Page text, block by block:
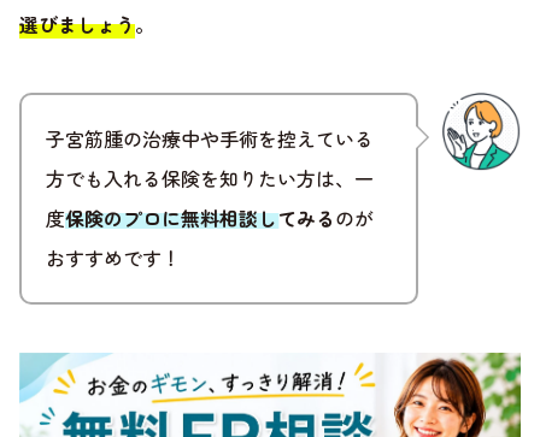
選びましょう。
子宮筋腫の治療中や手術を控えている
方でも入れる保険を知りたい方は、一
度保険のプロに無料相談してみるのが
おすすめです！